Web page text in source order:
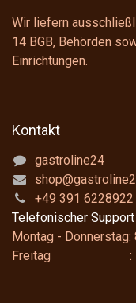
Wir liefern
14 BGB, Behörden
Einrichtungen.
Kontakt
gastroline24
+49 391 6228922
Telefonischer Support
Montag - Donnerstag:
Freitag : 8:00